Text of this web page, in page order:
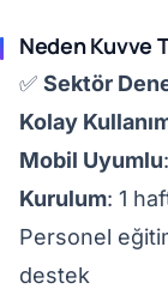
Neden Kuvve
✅ Sektör
Kolay
Mobil Uyumlu
Kurulum: 1
Personel
destek